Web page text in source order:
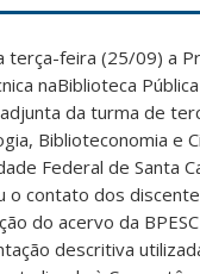
terça-feira (25/09) a
naBiblioteca
adjunta da turma de
Biblioteconomia e
Federal de Santa
o contato dos
do acervo da
descritiva